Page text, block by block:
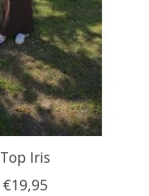
Top Iris
€19,95